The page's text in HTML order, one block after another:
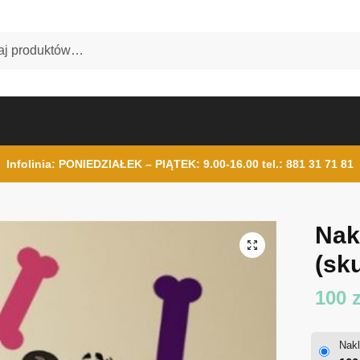
Infolinia: PONIEDZIAŁEK – PIĄTEK: 9.00-16.00 tel.: 881 31 71 81
100